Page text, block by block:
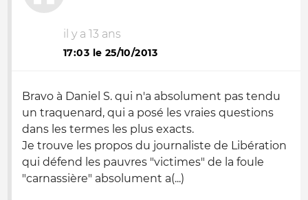
il y a 13 ans
17:03 le 25/10/2013
Bravo à Daniel S. qui n'a absolument pas tendu
un traquenard, qui a posé les vraies questions
dans les termes les plus exacts.
Je trouve les propos du journaliste de Libération
qui défend les pauvres "victimes" de la foule
"carnassière" absolument a(...)